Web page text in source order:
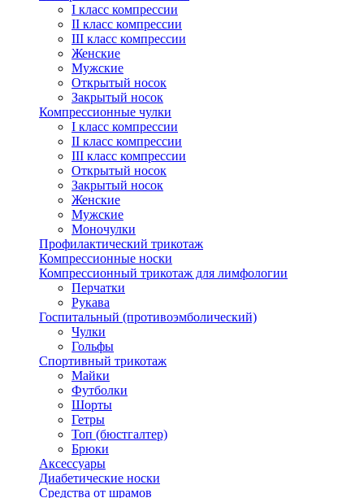
I класс компрессии
II класс компрессии
III класс компрессии
Женские
Мужские
Открытый носок
Закрытый носок
Компрессионные чулки
I класс компрессии
II класс компрессии
III класс компрессии
Открытый носок
Закрытый носок
Женские
Мужские
Моночулки
Профилактический трикотаж
Компрессионные носки
Компрессионный трикотаж для лимфологии
Перчатки
Рукава
Госпитальный (противоэмболический)
Чулки
Гольфы
Спортивный трикотаж
Майки
Футболки
Шорты
Гетры
Топ (бюстгалтер)
Брюки
Аксессуары
Диабетические носки
Средства от шрамов